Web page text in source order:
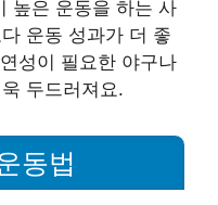
높은 운동을 하는 사
운동 성과가 더 좋
성이 필요한 야구나
두드러져요.
동법